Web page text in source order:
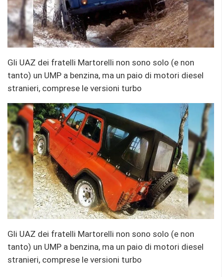
Gli UAZ dei fratelli Martorelli non sono solo (e non
tanto) un UMP a benzina, ma un paio di motori diesel
stranieri, comprese le versioni turbo
Gli UAZ dei fratelli Martorelli non sono solo (e non
tanto) un UMP a benzina, ma un paio di motori diesel
stranieri, comprese le versioni turbo